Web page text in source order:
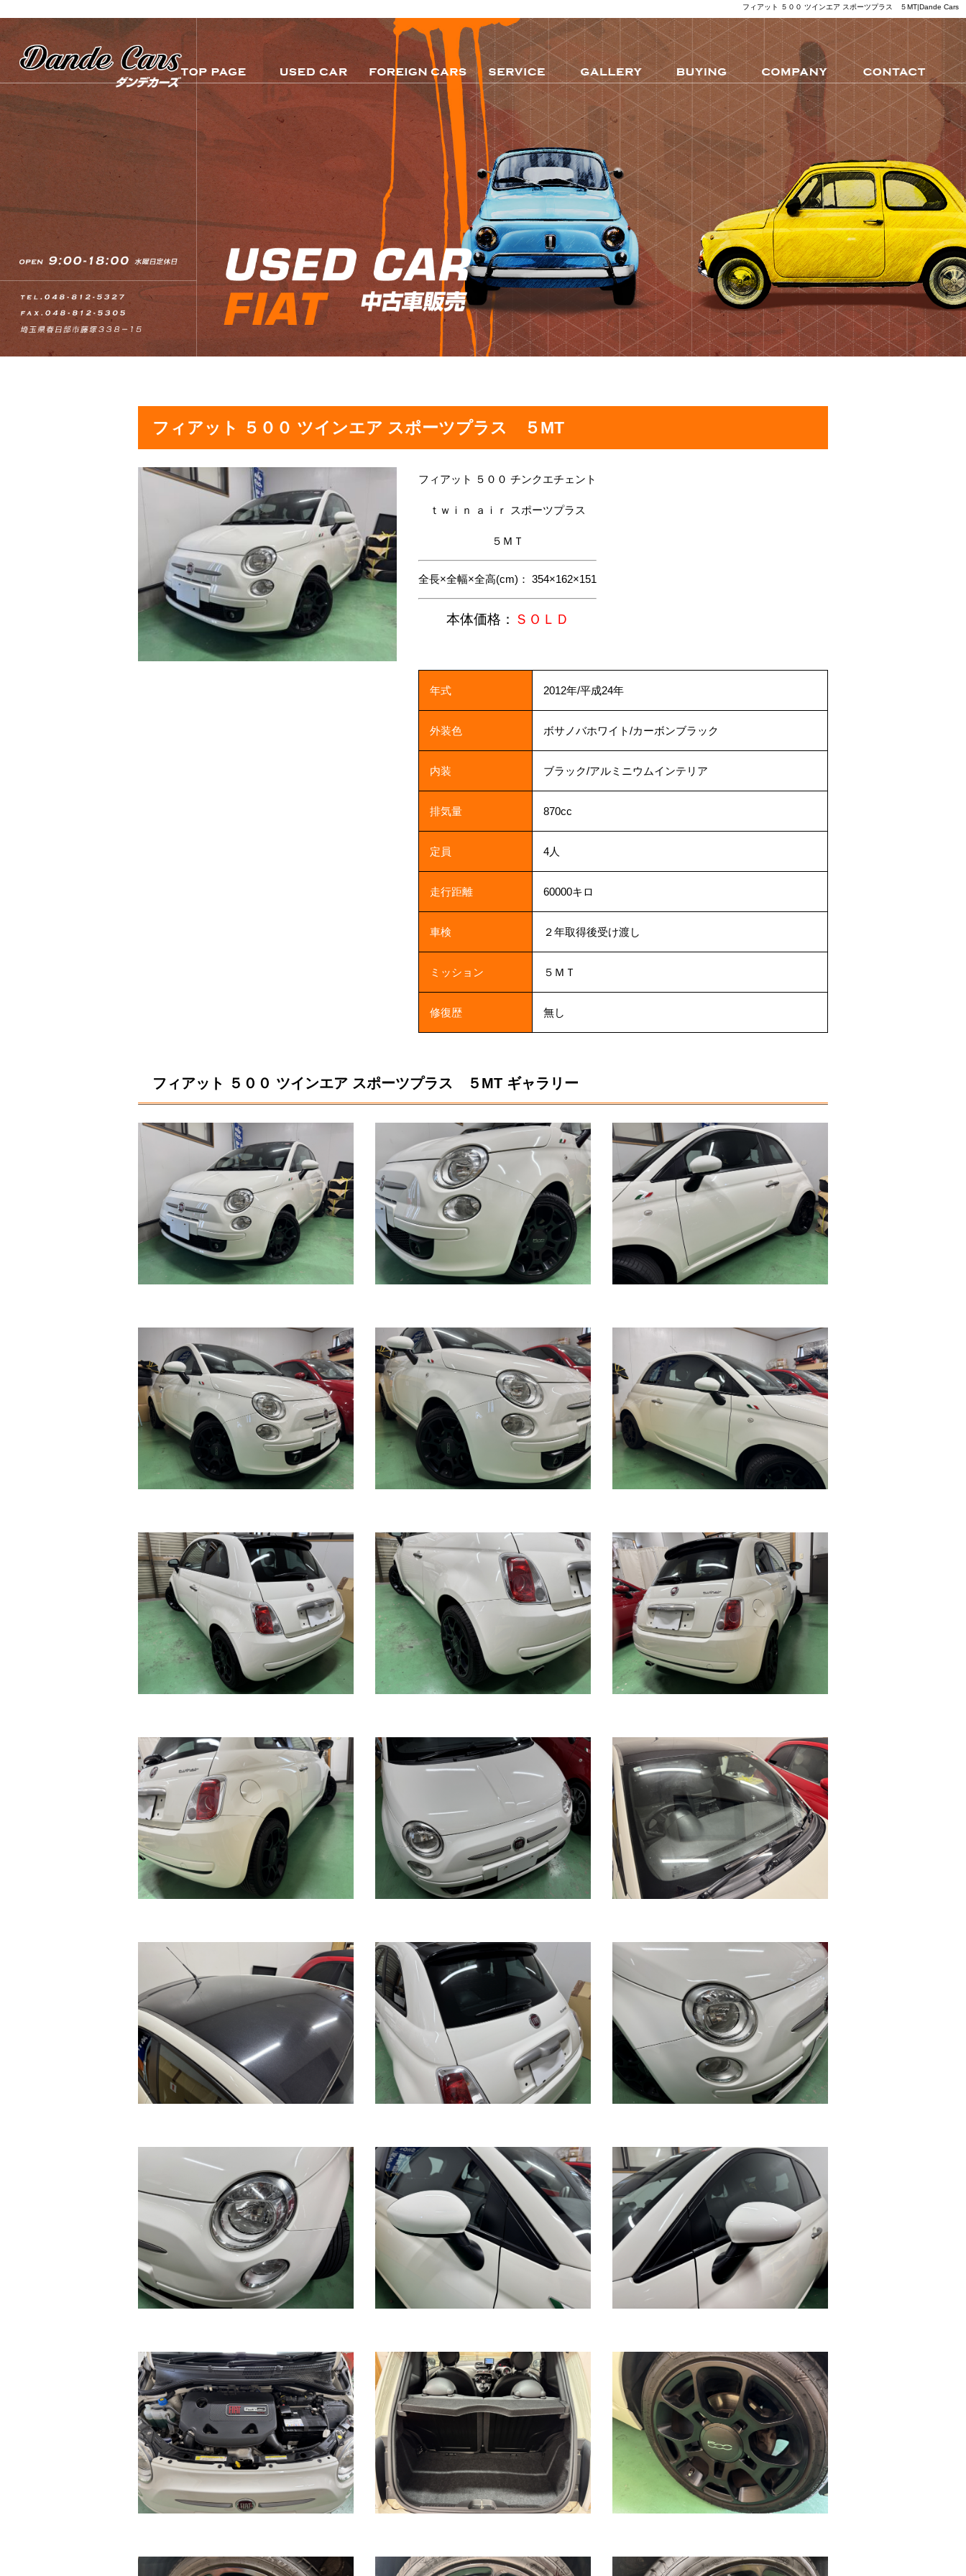
フィアット ５００ ツインエア スポーツプラス ５MT|Dande Cars
フィアット ５００ ツインエア スポーツプラス ５MT
フィアット ５００ チンクエチェント
ｔｗｉｎ ａｉｒ スポーツプラス
５ＭＴ
全長×全幅×全高(cm)： 354×162×151
本体価格： ＳＯＬＤ
年式 2012年/平成24年
外装色 ボサノバホワイト/カーボンブラック
内装 ブラック/アルミニウムインテリア
排気量 870cc
定員 4人
走行距離 60000キロ
車検 ２年取得後受け渡し
ミッション ５ＭＴ
修復歴 無し
フィアット ５００ ツインエア スポーツプラス ５MT ギャラリー